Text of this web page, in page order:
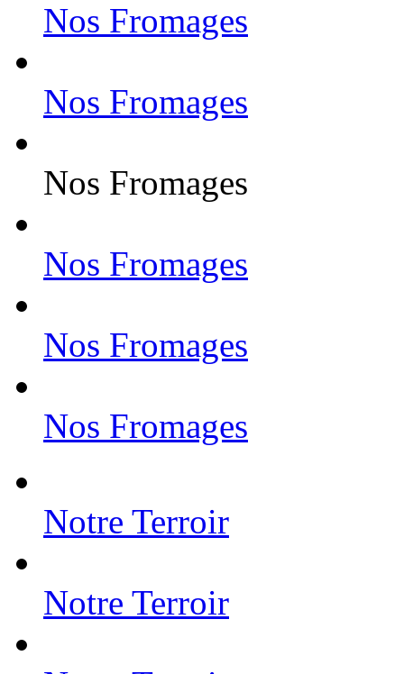
Nos Fromages
Nos Fromages
Nos Fromages
Nos Fromages
Nos Fromages
Nos Fromages
Notre Terroir
Notre Terroir